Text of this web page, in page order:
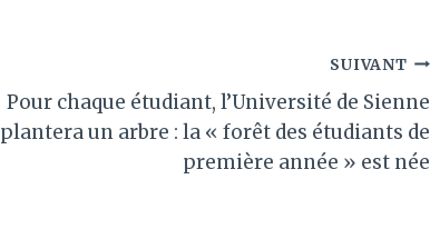
SUIVANT
Pour chaque étudiant, l’Université de Sienne
plantera un arbre : la « forêt des étudiants de
première année » est née